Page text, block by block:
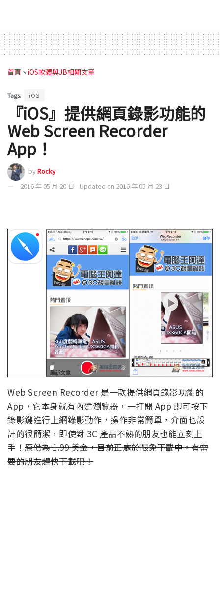
首頁 » iOS軟體與JB相關文章
Tags: iOS
『iOS』提供網頁錄影功能的
Web Screen Recorder
App！
byRocky
2016 年 05 月 20 日 - Updated on 2016 年 05 月 23 日
Web Screen Recorder 是一款提供網頁錄影功能的
App，它本身就有內建瀏覽器，一打開 App 即可按下
錄影鍵進行上網錄影動作，操作非常簡單，介面也設
計的很簡潔，即使對 3C 產品不熟的朋友也能立刻上
手！ 原價為 1.99 美金，目前正處於限免下載中，有需
要的朋友趕快下載吧！